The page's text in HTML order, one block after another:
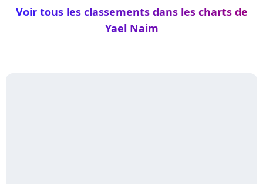
Voir tous les classements dans les charts de
Yael Naim